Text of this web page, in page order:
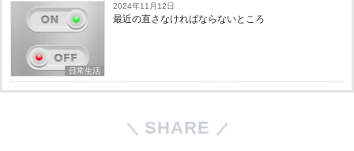
日常生活
2024年11月12日
最近の直さなければならないところ
SHARE